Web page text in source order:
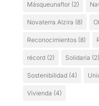
Másqueunaflor(2)
Novaterra Alzira (8)
Reconocimientos(8)
récord(2) Solidaria (2)
Sostenibilidad(4)
Vivienda (4)